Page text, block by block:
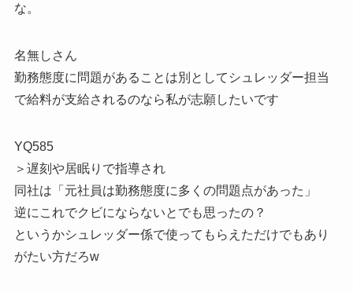
な。
名無しさん
勤務態度に問題があることは別としてシュレッダー担当
で給料が支給されるのなら私が志願したいです
YQ585
＞遅刻や居眠りで指導され
同社は「元社員は勤務態度に多くの問題点があった」
逆にこれでクビにならないとでも思ったの？
というかシュレッダー係で使ってもらえただけでもあり
がたい方だろw